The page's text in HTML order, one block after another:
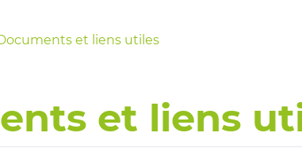
et liens utiles
et liens